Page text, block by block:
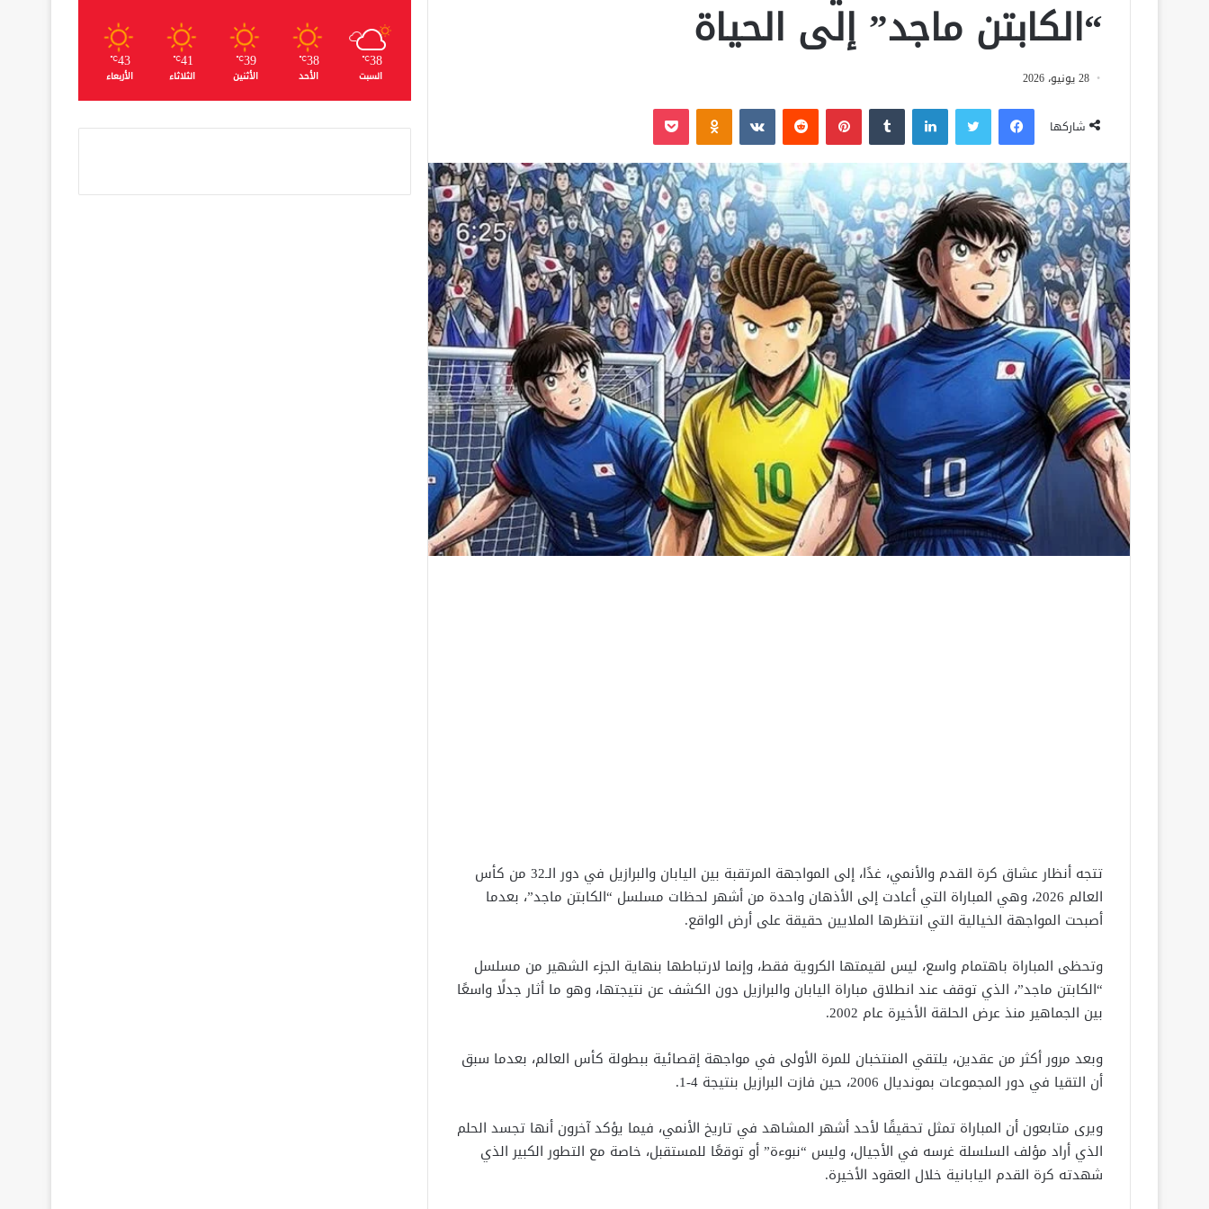
“الكابتن ماجد” إلى الحياة
28 يونيو، 2026
شاركها
فيسبوك لينكدإن بينتيريست
تتجه أنظار عشاق كرة القدم والأنمي، غدًا، إلى المواجهة المرتقبة بين اليابان والبرازيل في دور الـ32 من كأس
العالم 2026، وهي المباراة التي أعادت إلى الأذهان واحدة من أشهر لحظات مسلسل “الكابتن ماجد”، بعدما
أصبحت المواجهة الخيالية التي انتظرها الملايين حقيقة على أرض الواقع.
وتحظى المباراة باهتمام واسع، ليس لقيمتها الكروية فقط، وإنما لارتباطها بنهاية الجزء الشهير من مسلسل
“الكابتن ماجد”، الذي توقف عند انطلاق مباراة اليابان والبرازيل دون الكشف عن نتيجتها، وهو ما أثار جدلًا واسعًا
بين الجماهير منذ عرض الحلقة الأخيرة عام 2002.
وبعد مرور أكثر من عقدين، يلتقي المنتخبان للمرة الأولى في مواجهة إقصائية ببطولة كأس العالم، بعدما سبق
أن التقيا في دور المجموعات بمونديال 2006، حين فازت البرازيل بنتيجة 4-1.
ويرى متابعون أن المباراة تمثل تحقيقًا لأحد أشهر المشاهد في تاريخ الأنمي، فيما يؤكد آخرون أنها تجسد الحلم
الذي أراد مؤلف السلسلة غرسه في الأجيال، وليس “نبوءة” أو توقعًا للمستقبل، خاصة مع التطور الكبير الذي
شهدته كرة القدم اليابانية خلال العقود الأخيرة.
38
℃
السبت
38
℃
الأحد
39
℃
الأثنين
41
℃
الثلاثاء
43
℃
الأربعاء